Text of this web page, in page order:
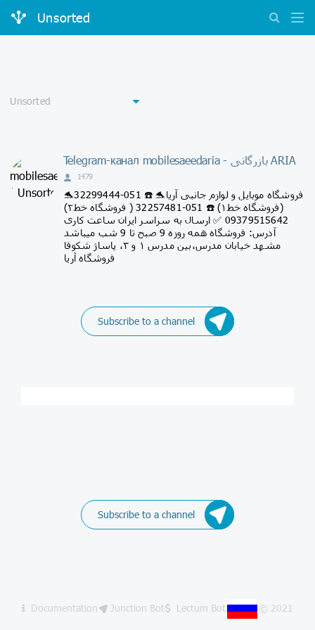
Unsorted
Telegram-канал mobilesaeedaria - بازرگانی ARIA
1479
‌‎🐬فروشگاه موبایل و لوازم جانبی آریا🐬 ☎️ 051-32299444
(فروشگاه خط۱) ☎️ 051-32257481 ( فروشگاه خط۲)
09379515642 ✅ ارسال به سراسر ایران ساعت کاری
فروشگاه همه روزه 9 صبح تا 9 شب میباشد ‌‎آدرس:
مشهد خیابان مدرس،بین مدرس ۱ و ۳، پاساژ شکوفا
فروشگاه آریا
Subscribe to a channel
Subscribe to a channel
Documentation Junction Bot Lectum Bot © 2021